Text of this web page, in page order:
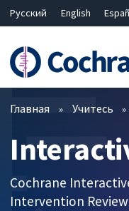
Русский English
Bahasa Malaysia
ไทย
简体中文
Фильтры
Главная Учитесь
Cochrane
Intervention Review